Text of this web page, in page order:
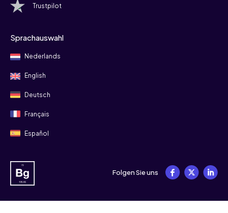
Trustpilot
Sprachauswahl
Nederlands
English
Deutsch
Français
Español
Folgen Sie uns